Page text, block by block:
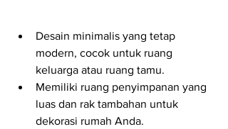
Desain minimalis yang tetap
modern, cocok untuk ruang
keluarga atau ruang tamu.
Memiliki ruang penyimpanan yang
luas dan rak tambahan untuk
dekorasi rumah Anda.